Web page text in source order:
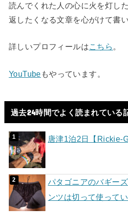
読んでくれた人の心に火を灯し
返したくなる文章を心がけて書い
詳しいプロフィールはこちら 。
YouTube もやっています。
過去24時間でよく読まれている
唐津1泊2日【Rickie-
パタゴニアのバギー
ンツは切って使って